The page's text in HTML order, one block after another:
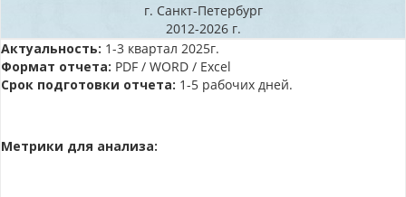
г. Санкт-Петербург
2012-2026 г.
Актуальность: 1-3 квартал 2025г.
Формат отчета: PDF / WORD / Excel
Срок подготовки отчета: 1-5 рабочих дней.
Метрики для анализа: